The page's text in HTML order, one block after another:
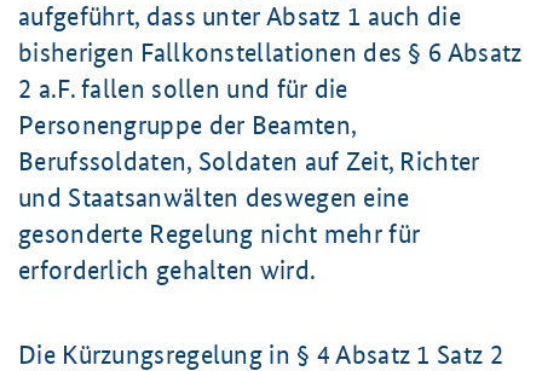
aufgeführt, dass unter Absatz 1 auch die
bisherigen Fallkonstellationen des § 6 Absatz
2 a.F. fallen sollen und für die
Personengruppe der Beamten,
Berufssoldaten, Soldaten auf Zeit, Richter
und Staatsanwälten deswegen eine
gesonderte Regelung nicht mehr für
erforderlich gehalten wird.
Die Kürzungsregelung in § 4 Absatz 1 Satz 2